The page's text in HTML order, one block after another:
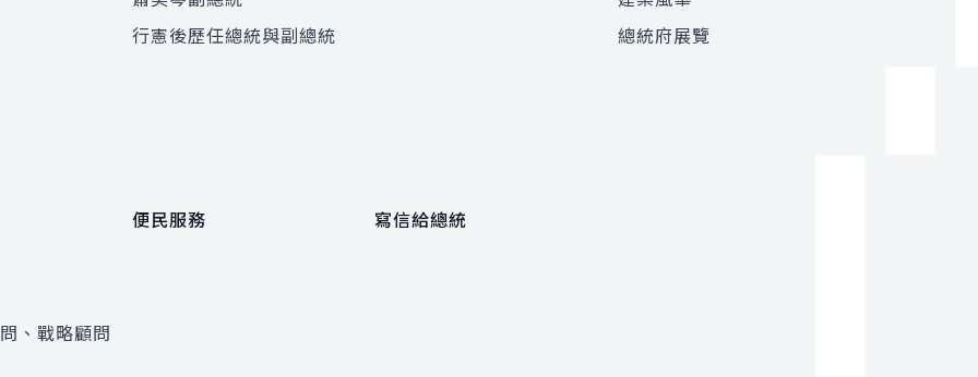
行憲後歷任總統與副總統
總統府展覽
、戰略顧問
便民服務 寫信給總統